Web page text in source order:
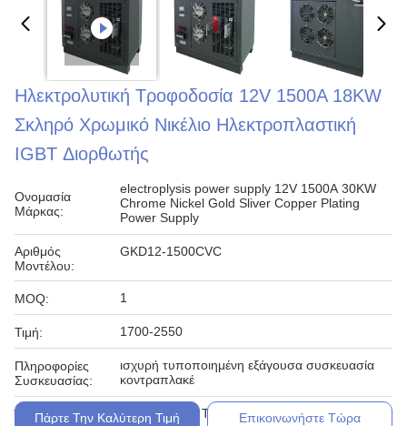
Ηλεκτρολυτική Τροφοδοσία 12V 1500A 18KW
Σκληρό Χρωμικό Νικέλιο Ηλεκτροπλαστική
IGBT Διορθωτής
Ονομασία
Μάρκας:
electroplysis power supply 12V 1500A 30KW
Chrome Nickel Gold Sliver Copper Plating
Power Supply
Αριθμός
Μοντέλου:
GKD12-1500CVC
MOQ: 1
Τιμή: 1700-2550
Πληροφορίες
Συσκευασίας:
ισχυρή τυποποιημένη εξάγουσα συσκευασία
κοντραπλακέ
Όροι Πληρωμής: Λ/Κ, D/A, D/P, T/T, Western Union, MoneyGram
Πάρτε Την Καλύτερη Τιμή Επικοινωνήστε Τώρα